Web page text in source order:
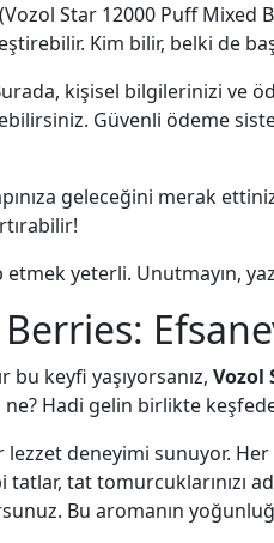
Star 12000 Puff Mixed
Kim bilir, belki de
kişisel bilgilerinizi ve
Güvenli ödeme
geleceğini merak
etmek yeterli. Unutmayın,
bu keyfi yaşıyorsanız, Vozol
Hadi gelin birlikte
deneyimi sunuyor.
tat tomurcuklarınızı
Bu aromanın